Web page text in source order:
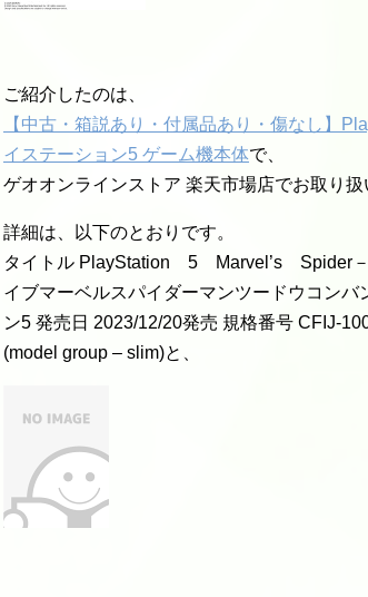
ご紹介したのは、
【中古・箱説あり・付属品あり・傷なし】
イステーション5 ゲーム機本体で、
ゲオオンラインストア 楽天市場店でお取り扱
詳細は、以下のとおりです。
タイトル PlayStation 5 Marvel’s Spider
イブマーベルスパイダーマンツードウコン
ン5 発売日 2023/12/20発売 規格番号 CFIJ-
(model group – slim)と、